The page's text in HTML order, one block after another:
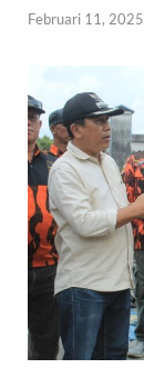
Februari 11, 2025